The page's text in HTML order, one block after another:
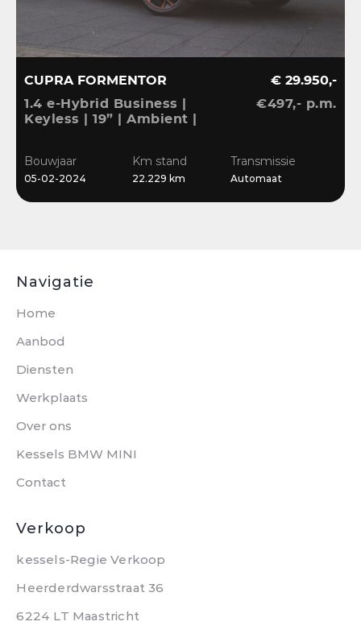
CUPRA FORMENTOR
1.4 e-Hybrid Business |
Keyless | 19” | Ambient |
CarPlay
€ 29.950,-
€497,- p.m.
Bouwjaar
05-02-2024
Km stand
22.229 km
Transmissie
Automaat
Navigatie
Home
Aanbod
Diensten
Werkplaats
Over ons
Kessels BMW MINI
Contact
Verkoop
kessels-Regie Verkoop
Heerderdwarsstraat 36
6224 LT Maastricht